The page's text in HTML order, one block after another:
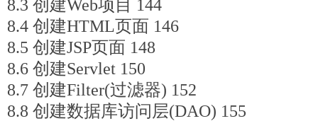
8.3 创建Web项目 144
8.4 创建HTML页面 146
8.5 创建JSP页面 148
8.6 创建Servlet 150
8.7 创建Filter(过滤器) 152
8.8 创建数据库访问层(DAO) 155